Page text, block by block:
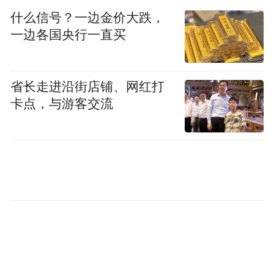
控他曾出言威胁，易某华也当庭否认。
“我代理这么多案件，还没见过哪个被告态度
上，易某华甚至直接用手指指着李海玉和律
师，似乎认为今天应该被审判的是对方。李
海玉看到他面露凶相，情绪更加激动：“杀人
什么信号？一边金价大跌，
一边各国央行一直买
省长走进沿街店铺、网红打
卡点，与游客交流